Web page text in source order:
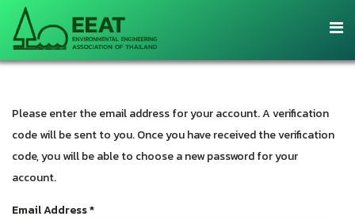
Please enter the email address for your account. A verification
code will be sent to you. Once you have received the verification
code, you will be able to choose a new password for your
account.
Email Address*